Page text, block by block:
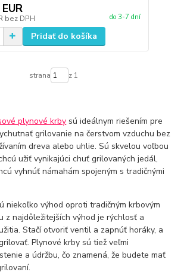
bez DPH do 3-7 dní
Pridať do košíka
strana z 1
plynové krby sú ideálnym riešením pre
grilovanie na čerstvom vzduchu bez
dreva alebo uhlie. Sú skvelou voľbou
užiť vynikajúci chuť grilovaných jedál,
vyhnúť námahám spojeným s tradičnými
niekoľko výhod oproti tradičným krbovým
z najdôležitejších výhod je rýchlosť a
Stačí otvoriť ventil a zapnúť horáky, a
Plynové krby sú tiež veľmi
a údržbu, čo znamená, že budete mať